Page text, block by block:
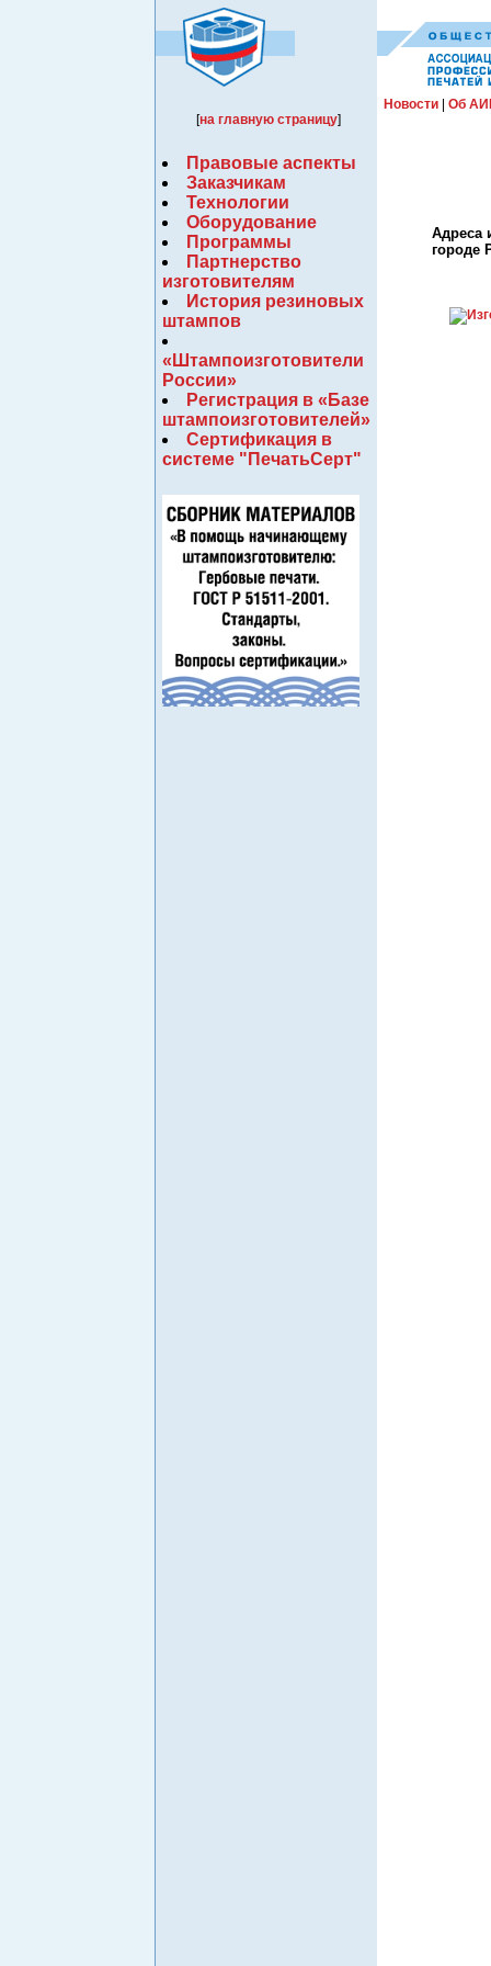
[на главную страницу]
Новости Об
Правовые аспекты
Заказчикам
Технологии
Оборудование
Программы
Партнерство
изготовителям
История резиновых
штампов
«Штампоизготовители
России»
Регистрация в «Базе
штампоизготовителей»
Сертификация в
системе "ПечатьСерт"
Адреса
городе